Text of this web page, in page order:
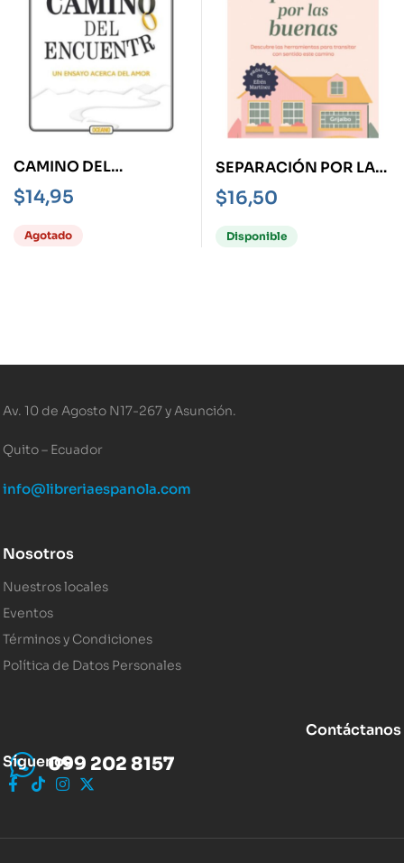
CAMINO DEL
ENCUENTRO, EL -UN
ENSAYO ACERCA DEL
AMOR
$14,95
Agotado
SEPARACIÓN POR LAS
BUENAS
$16,50
Disponible
Av. 10 de Agosto N17-267 y Asunción.
Quito – Ecuador
info@libreriaespanola.com
Nosotros
Nuestros locales
Eventos
Términos y Condiciones
Política de Datos Personales
Contáctanos
099 202 8157
Síguenos